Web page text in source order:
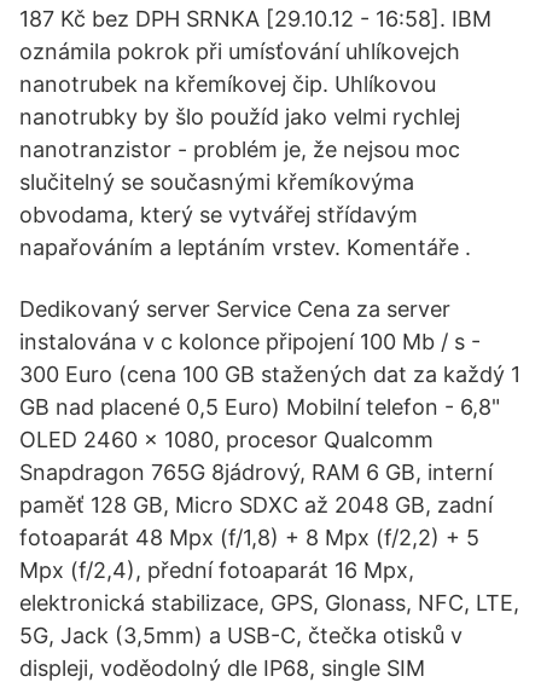
187 Kč bez DPH SRNKA [29.10.12 - 16:58]. IBM
oznámila pokrok při umísťování uhlíkovejch
nanotrubek na křemíkovej čip. Uhlíkovou
nanotrubky by šlo použíd jako velmi rychlej
nanotranzistor - problém je, že nejsou moc
slučitelný se současnými křemíkovýma
obvodama, který se vytvářej střídavým
napařováním a leptáním vrstev. Komentáře .
Dedikovaný server Service Cena za server
instalována v c kolonce připojení 100 Mb / s -
300 Euro (cena 100 GB stažených dat za každý 1
GB nad placené 0,5 Euro) Mobilní telefon - 6,8"
OLED 2460 × 1080, procesor Qualcomm
Snapdragon 765G 8jádrový, RAM 6 GB, interní
paměť 128 GB, Micro SDXC až 2048 GB, zadní
fotoaparát 48 Mpx (f/1,8) + 8 Mpx (f/2,2) + 5
Mpx (f/2,4), přední fotoaparát 16 Mpx,
elektronická stabilizace, GPS, Glonass, NFC, LTE,
5G, Jack (3,5mm) a USB-C, čtečka otisků v
displeji, voděodolný dle IP68, single SIM